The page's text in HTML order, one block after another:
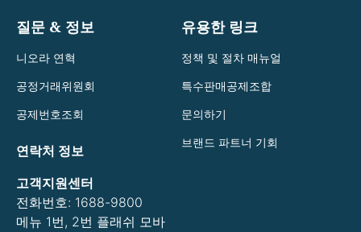
질문 & 정보
니오라 연혁
공정거래위원회
공제번호조회
연락처 정보
고객지원센터
전화번호: 1688-9800
메뉴 1번, 2번 플래쉬 모바
유용한 링크
정책 및 절차 매뉴얼
특수판매공제조합
문의하기
브랜드 파트너 기회